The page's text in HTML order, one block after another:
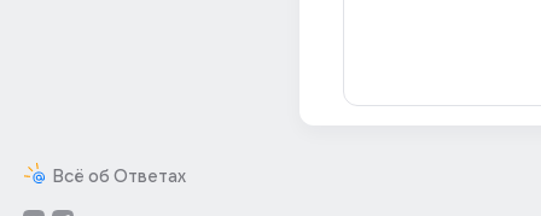
Всё об Ответах